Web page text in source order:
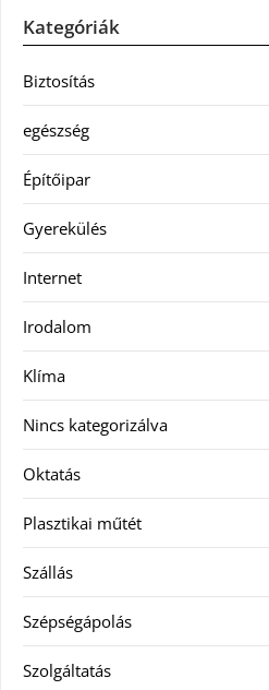
Kategóriák
Biztosítás
egészség
Építőipar
Gyerekülés
Internet
Irodalom
Klíma
Nincs kategorizálva
Oktatás
Plasztikai műtét
Szállás
Szépségápolás
Szolgáltatás